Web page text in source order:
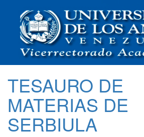
TESAURO DE
MATERIAS DE
SERBIULA